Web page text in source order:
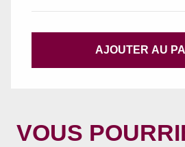
AJOUTER AU
VOUS